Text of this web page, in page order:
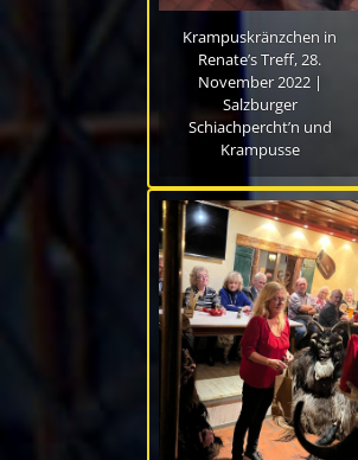
Krampuskränzchen in
Renate’s Treff, 28.
November 2022 |
Salzburger
Schiachpercht’n und
Krampusse